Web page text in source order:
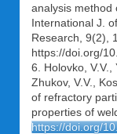
analysis method
International J.
Research, 9(2),
https://doi.org/
6. Holovko, V.V.,
Zhukov, V.V.,
of refractory
properties of
https://doi.org/